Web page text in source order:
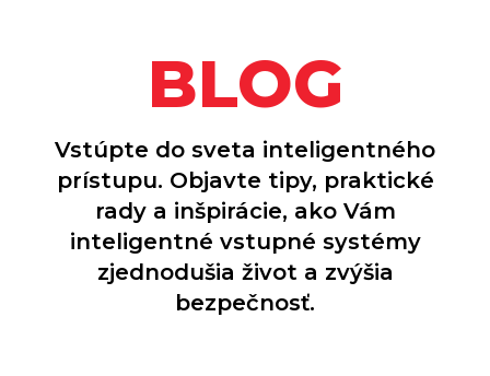
Riadiace Jednotky SALTO
BLUENET
Interkomové Systémy SALTO XS4
Šetriče Energie SALTO XS4
SENSE CONTROLLER
Šetriče Energie SALTO XS4
SENSE MULTISENSOR
Šetriče Energie SALTO XS4
SENSE DOOR/WINDOW
SENSOR
Šetriče Energie SALTO ENERGY
BLOG
Vstúpte do sveta inteligentného
prístupu. Objavte tipy, praktické
rady a inšpirácie, ako Vám
inteligentné vstupné systémy
zjednodušia život a zvýšia
bezpečnosť.